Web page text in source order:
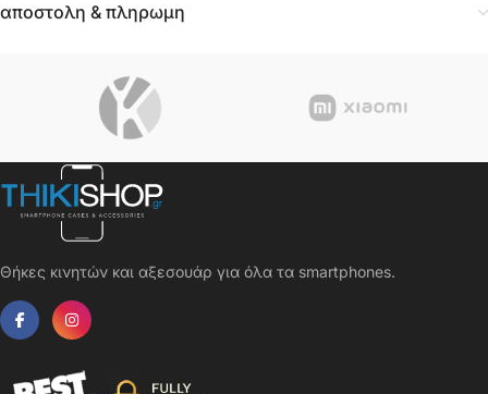
αποστολη & πληρωμη
Θήκες κινητών και αξεσουάρ για όλα τα smartphones.